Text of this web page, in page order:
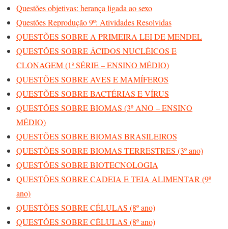
Questões objetivas: herança ligada ao sexo
Questões Reprodução 9º: Atividades Resolvidas
QUESTÕES SOBRE A PRIMEIRA LEI DE MENDEL
QUESTÕES SOBRE ÁCIDOS NUCLÉICOS E
CLONAGEM (1ª SÉRIE – ENSINO MÉDIO)
QUESTÕES SOBRE AVES E MAMÍFEROS
QUESTÕES SOBRE BACTÉRIAS E VÍRUS
QUESTÕES SOBRE BIOMAS (3º ANO – ENSINO
MÉDIO)
QUESTÕES SOBRE BIOMAS BRASILEIROS
QUESTÕES SOBRE BIOMAS TERRESTRES (3º ano)
QUESTÕES SOBRE BIOTECNOLOGIA
QUESTÕES SOBRE CADEIA E TEIA ALIMENTAR (9º
ano)
QUESTÕES SOBRE CÉLULAS (8º ano)
QUESTÕES SOBRE CÉLULAS (8º ano)